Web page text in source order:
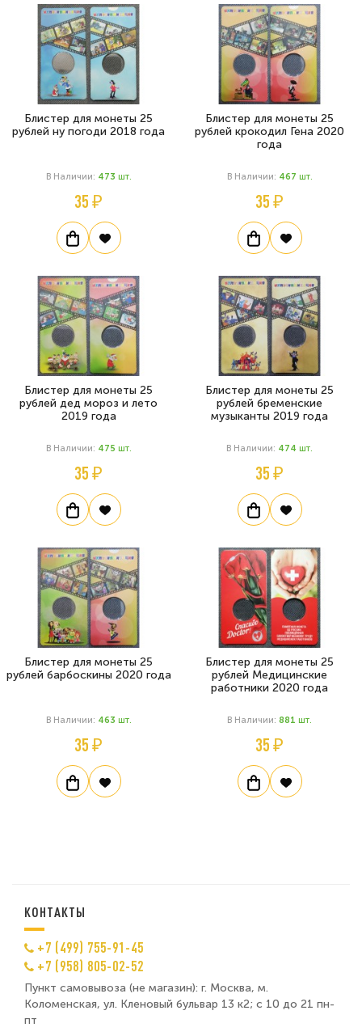
Блистер для монеты 25
рублей ну погоди 2018 года
В Наличии: 473 Шт.
35 ₽
Блистер для монеты 25
рублей крокодил Гена 2020
года
В Наличии: 467 Шт.
35 ₽
Блистер для монеты 25
рублей дед мороз и лето
2019 года
В Наличии: 475 Шт.
35 ₽
Блистер для монеты 25
рублей бременские
музыканты 2019 года
В Наличии: 474 Шт.
35 ₽
Блистер для монеты 25
рублей барбоскины 2020 года
В Наличии: 463 Шт.
35 ₽
Блистер для монеты 25
рублей Медицинские
работники 2020 года
В Наличии: 881 Шт.
35 ₽
КОНТАКТЫ
+7 (499) 755-91-45
+7 (958) 805-02-52
Пункт самовывоза (не магазин): г. Москва, м.
Коломенская, ул. Кленовый бульвар 13 к2; с 10 до 21 пн-
пт